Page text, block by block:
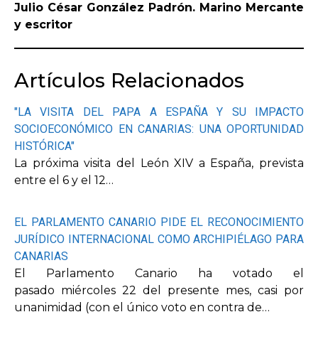
Julio César González Padrón. Marino Mercante
y escritor
Artículos Relacionados
"LA VISITA DEL PAPA A ESPAÑA Y SU IMPACTO
SOCIOECONÓMICO EN CANARIAS: UNA OPORTUNIDAD
HISTÓRICA"
La próxima visita del León XIV a España, prevista
entre el 6 y el 12…
EL PARLAMENTO CANARIO PIDE EL RECONOCIMIENTO
JURÍDICO INTERNACIONAL COMO ARCHIPIÉLAGO PARA
CANARIAS
El Parlamento Canario ha votado el
pasado miércoles 22 del presente mes, casi por
unanimidad (con el único voto en contra de…